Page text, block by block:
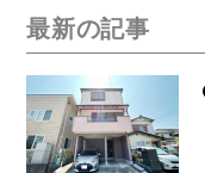
最新の記事